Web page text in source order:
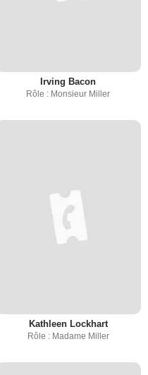
Irving Bacon
Rôle : Monsieur Miller
Kathleen Lockhart
Rôle : Madame Miller